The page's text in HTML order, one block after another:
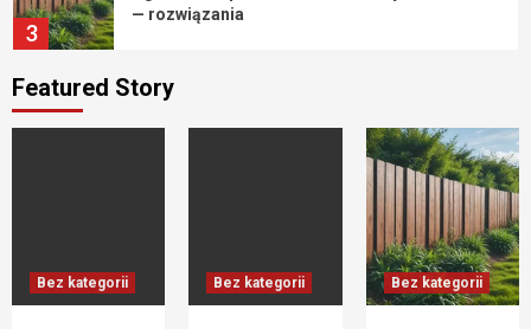
3
— rozwiązania
Bez kategorii
Pergole z panelami solarnymi —
ekologiczne zadaszenie tarasu
5
Jak leczyć łojotokowe zapalenie skóry?
Featured Story
Bez kategorii Bez kategorii Bez kategorii